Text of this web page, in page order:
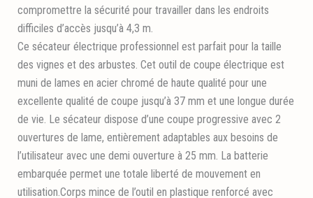
compromettre la sécurité pour travailler dans les endroits
difficiles d’accès jusqu’à 4,3 m.
Ce sécateur électrique professionnel est parfait pour la taille
des vignes et des arbustes. Cet outil de coupe électrique est
muni de lames en acier chromé de haute qualité pour une
excellente qualité de coupe jusqu’à 37 mm et une longue durée
de vie. Le sécateur dispose d’une coupe progressive avec 2
ouvertures de lame, entièrement adaptables aux besoins de
l’utilisateur avec une demi ouverture à 25 mm. La batterie
embarquée permet une totale liberté de mouvement en
utilisation.Corps mince de l’outil en plastique renforcé avec